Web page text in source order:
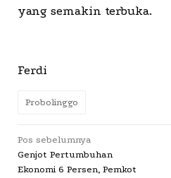
yang semakin terbuka.
Ferdi
Probolinggo
Navigasi
pos
Pos sebelumnya
Genjot Pertumbuhan
Ekonomi 6 Persen, Pemkot